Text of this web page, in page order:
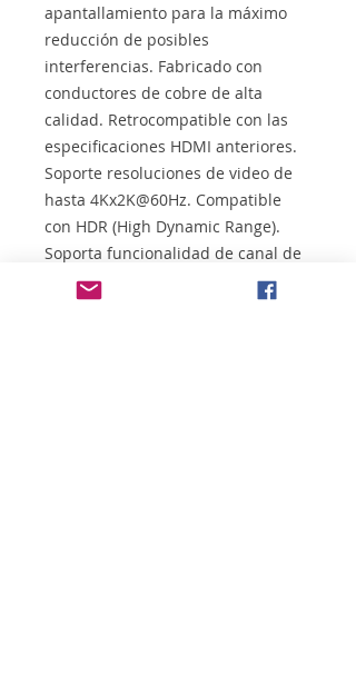
apantallamiento para la máximo
reducción de posibles
interferencias. Fabricado con
conductores de cobre de alta
calidad. Retrocompatible con las
especificaciones HDMI anteriores.
Soporte resoluciones de video de
hasta 4Kx2K@60Hz. Compatible
con HDR (High Dynamic Range).
Soporta funcionalidad de canal de
retorno de audio. Permite 3D.
Compatible con hasta 32 canales